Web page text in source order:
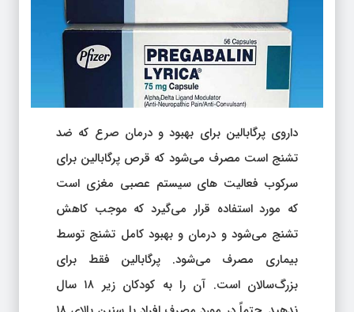
داروی پرگابالین برای بهبود و درمان صرع که ضد
تشنج است مصرف می‌شود که قرص پرگابالین برای
سرکوب فعالیت های سیستم عصبی مغزی است
که مورد استفاده قرار می‌گیرد که موجب کاهش
تشنج می‌شود و درمان و بهبود کامل تشنج توسط
بیماری مصرف می‌شود. پرگابالین فقط برای
بزرگ‌سالان است. آن را به کودکان زیر ۱۸ سال